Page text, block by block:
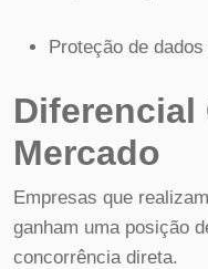
Proteção de
Mercado
Empresas que
ganham uma posição
concorrência direta.